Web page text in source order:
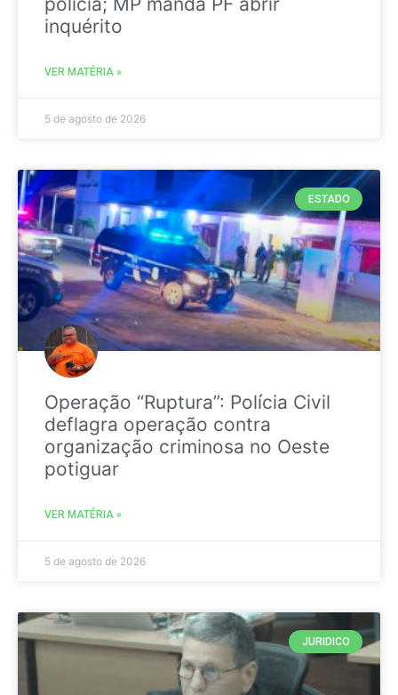
inquérito
VER MATÉRIA »
5 de agosto de 2026
ESTADO
Operação “Ruptura”: Polícia Civil
deflagra operação contra
organização criminosa no Oeste
potiguar
VER MATÉRIA »
5 de agosto de 2026
JURIDICO